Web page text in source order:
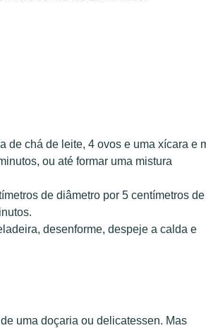
de chá de leite, 4 ovos e uma xícara e
ou até formar uma mistura
de diâmetro por 5 centímetros de
desenforme, despeje a calda e
uma doçaria ou delicatessen. Mas